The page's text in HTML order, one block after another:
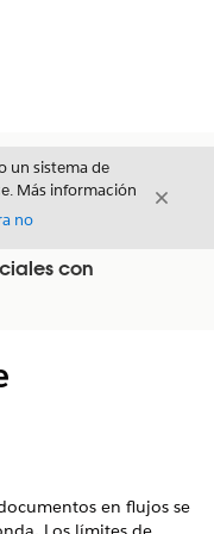
un sistema de
Más información
no
Cerrar
con
en flujos se